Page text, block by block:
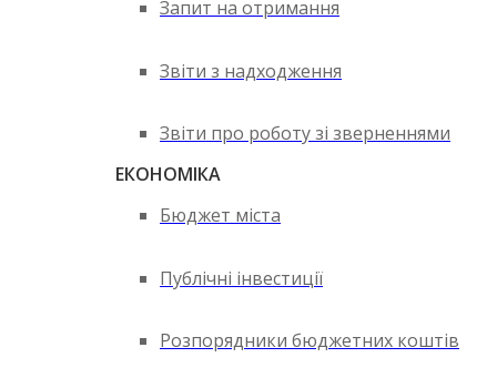
Запит на отримання
Звіти з надходження
Звіти про роботу зі зверненнями
ЕКОНОМІКА
Бюджет міста
Публічні інвестиції
Розпорядники бюджетних коштів